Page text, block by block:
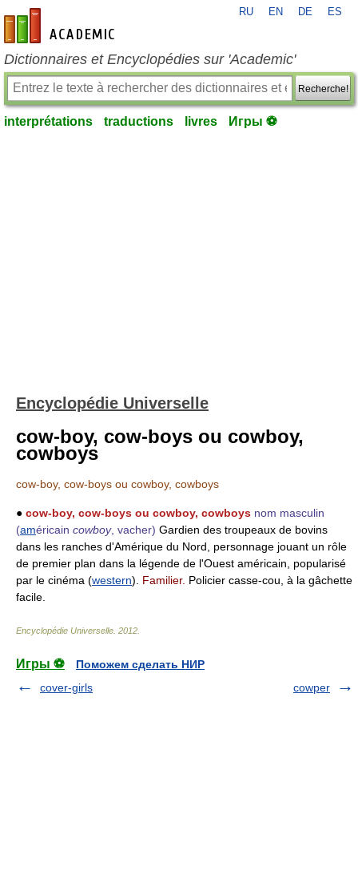
fr-academic.com
RU EN DE ES
Dictionnaires et Encyclopédies sur 'Academic'
Recherche!
interprétations traductions livres Игры ⚽
Encyclopédie Universelle
cow-boy, cow-boys ou cowboy,
cowboys
cow-boy, cow-boys ou cowboy, cowboys
● cow-boy, cow-boys ou cowboy, cowboys nom masculin
(américain cowboy, vacher) Gardien des troupeaux de bovins
dans les ranches d'Amérique du Nord, personnage jouant un rôle
de premier plan dans la légende de l'Ouest américain, popularisé
par le cinéma (western). Familier. Policier casse-cou, à la gâchette
facile.
Encyclopédie Universelle 2012
Игры ⚽
Поможем сделать НИР
cover-girls
cowper